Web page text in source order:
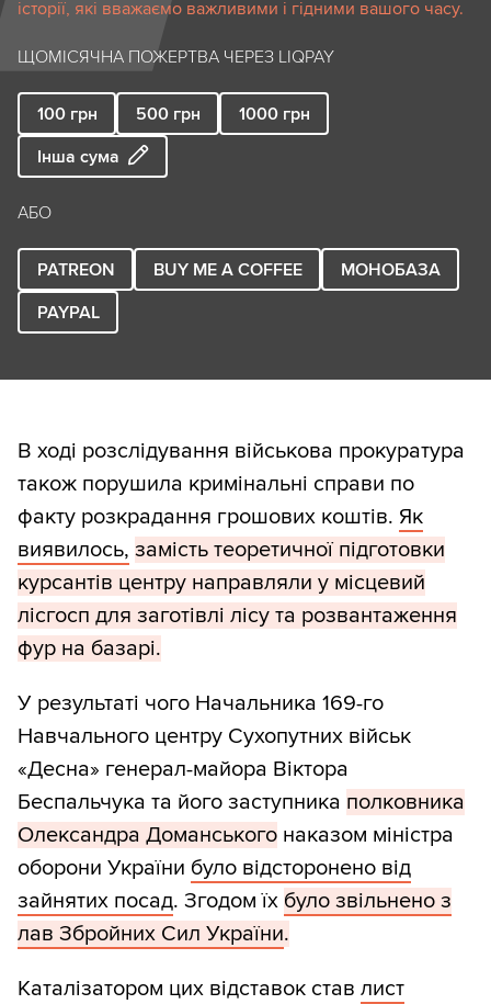
історії, які вважаємо важливими і гідними вашого часу.
ЩОМІСЯЧНА ПОЖЕРТВА ЧЕРЕЗ LIQPAY
100 грн 500 грн 1000 грн
Інша сума
АБО
PATREON BUY ME A COFFEE
МОНОБАЗА
PAYPAL
В ході розслідування військова прокуратура
також порушила кримінальні справи по
факту розкрадання грошових коштів. Як
виявилось, замість теоретичної підготовки
курсантів центру направляли у місцевий
лісгосп для заготівлі лісу та розвантаження
фур на базарі.
У результаті чого Начальника 169-го
Навчального центру Сухопутних військ
«Десна» генерал-майора Віктора
Беспальчука та його заступника полковника
Олександра Доманського наказом міністра
оборони України було відсторонено від
зайнятих посад. Згодом їх було звільнено з
лав Збройних Сил України.
Каталізатором цих відставок став лист